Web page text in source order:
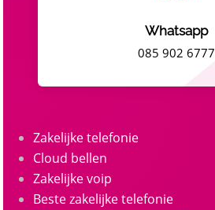
Whatsapp
085 902 6777
Zakelijke telefonie
Cloud bellen
Zakelijke voip
Beste zakelijke telefonie